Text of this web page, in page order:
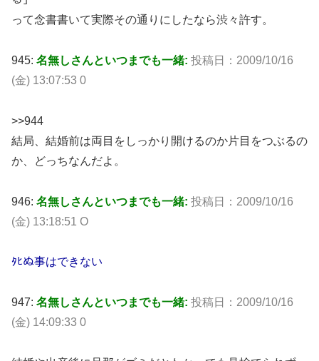
って念書書いて実際その通りにしたなら渋々許す。
945: 名無しさんといつまでも一緒: 投稿日：2009/10/16
(金) 13:07:53 0
>>944
結局、結婚前は両目をしっかり開けるのか片目をつぶるの
か、どっちなんだよ。
946: 名無しさんといつまでも一緒: 投稿日：2009/10/16
(金) 13:18:51 O
ﾀﾋぬ事はできない
947: 名無しさんといつまでも一緒: 投稿日：2009/10/16
(金) 14:09:33 0